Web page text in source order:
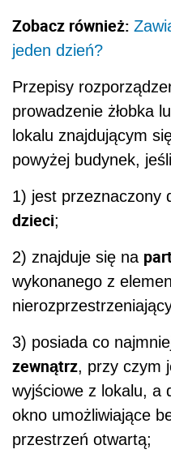
Zobacz również:
jeden dzień?
Przepisy
prowadzenie żłobka
lokalu znajdującym
powyżej budynek,
1) jest przeznaczony
dzieci;
2) znajduje się na
wykonanego z
3) posiada co
zewnątrz, przy czym
wyjściowe z lokalu, a
okno umożliwiające
przestrzeń otwartą;